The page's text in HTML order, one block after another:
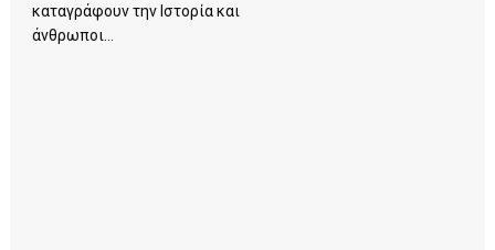
καταγράφουν την Ιστορία και
άνθρωποι...